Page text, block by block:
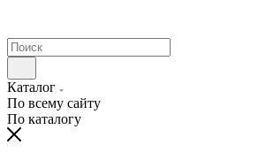
Каталог
По всему сайту
По каталогу